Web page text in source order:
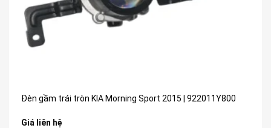
Đèn gầm trái tròn KIA Morning Sport 2015 | 922011Y800
Giá liên hệ